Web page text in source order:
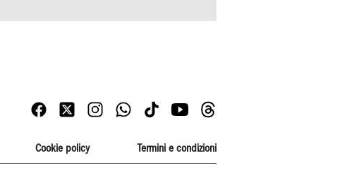
Cookie policy Termini e condizioni